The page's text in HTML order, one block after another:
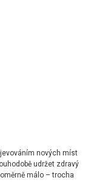
nových míst
udržet zdravý
málo – trocha